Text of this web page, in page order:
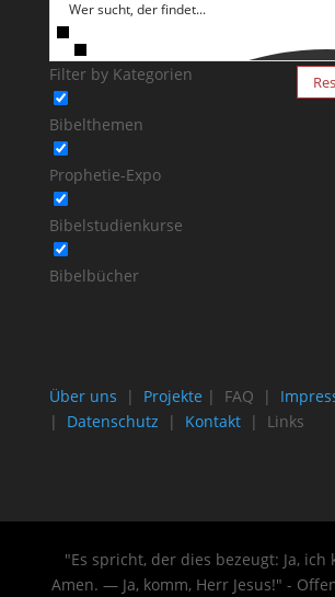
Filter by Kategorien
Bibelthemen
Prophetie-Expo
Bibelstudienkurse
Bibelbücher
Über uns | Projekte | FAQ |
| Datenschutz | Kontakt| Links
"Es spricht, der dies bezeugt: Ja, ich
Amen. — Ja, komm, Herr Jesus!" -